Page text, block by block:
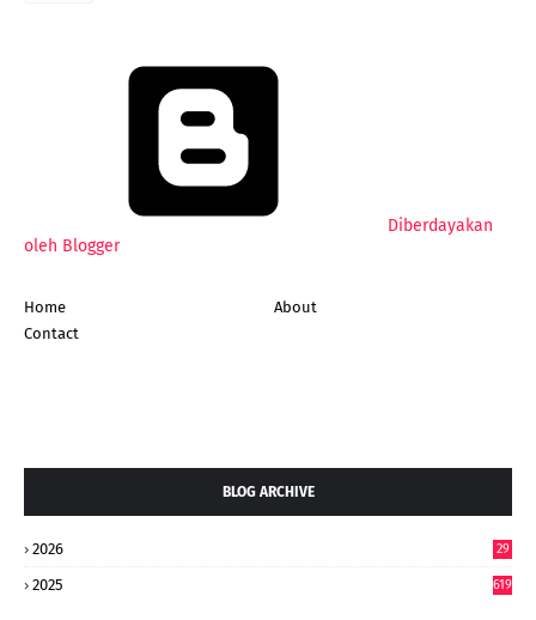
Diberdayakan
oleh Blogger
Home
About
Contact
BLOG ARCHIVE
2026
29
2025 619